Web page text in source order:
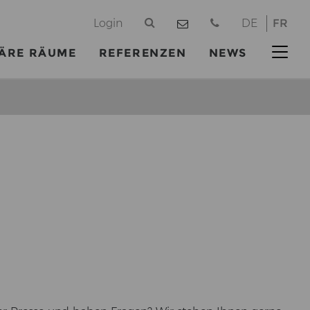
DE FR
Login
RÄUME REFERENZEN NEWS